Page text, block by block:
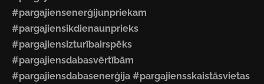
#pargajiensenerģijunpriekam
#pargajiensikdienaunprieks
#pargajiensizturībairspēks
#pargajiensdabasvērtībām
#pargajiensdabasenerģija #pargajiensskaistāsvietas